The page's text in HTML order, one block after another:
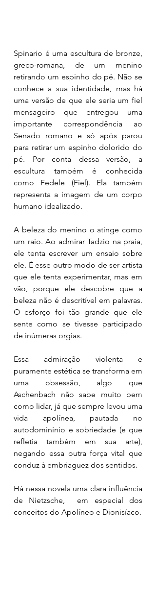
Spinario é uma escultura de bronze,
greco-romana, de um menino
retirando um espinho do pé. Não se
conhece a sua identidade, mas há
uma versão de que ele seria um fiel
mensageiro que entregou uma
importante correspondência ao
Senado romano e só após parou
para retirar um espinho dolorido do
pé. Por conta dessa versão, a
escultura também é conhecida
como Fedele (Fiel). Ela também
representa a imagem de um corpo
humano idealizado.
A beleza do menino o atinge como
um raio. Ao admirar Tadzio na praia,
ele tenta escrever um ensaio sobre
ele. É esse outro modo de ser artista
que ele tenta experimentar, mas em
vão, porque ele descobre que a
beleza não é descritível em palavras.
O esforço foi tão grande que ele
sente como se tivesse participado
de inúmeras orgias.
Essa admiração violenta e
puramente estética se transforma em
uma obsessão, algo que
Aschenbach não sabe muito bem
como lidar, já que sempre levou uma
vida apolínea, pautada no
autodominínio e sobriedade (e que
refletia também em sua arte),
negando essa outra força vital que
conduz à embriaguez dos sentidos.
Há nessa novela uma clara influência
de Nietzsche,  em especial dos